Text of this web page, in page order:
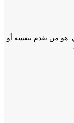
يقدم بنفسه أو